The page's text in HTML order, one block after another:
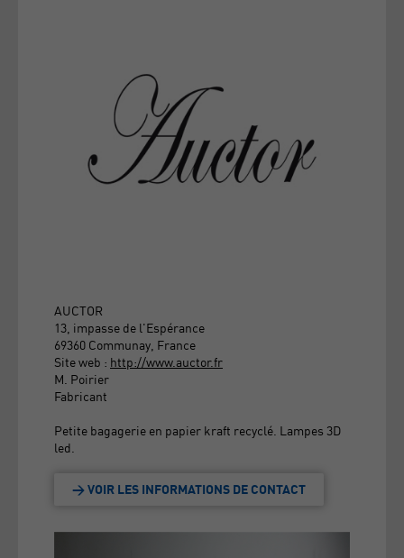
AUCTOR
13, impasse de l'Espérance
69360 Communay, France
Site web : http://www.auctor.fr
M. Poirier
Fabricant
Petite bagagerie en papier kraft recyclé. Lampes 3D
led.
> VOIR LES INFORMATIONS DE CONTACT